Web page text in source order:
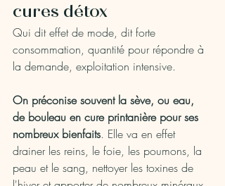
cures détox
Qui dit effet de mode, dit forte
consommation, quantité pour répondre à
la demande, exploitation intensive.
On préconise souvent la sève, ou eau,
de bouleau en cure printanière pour ses
nombreux bienfaits. Elle va en effet
drainer les reins, le foie, les poumons, la
peau et le sang, nettoyer les toxines de